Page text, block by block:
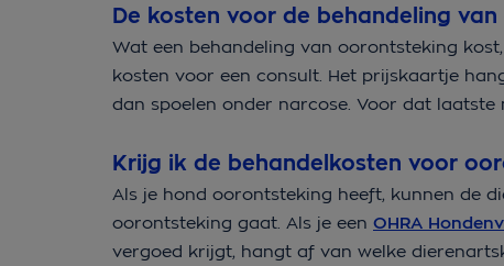
De kosten voor de behandeling
Wat een behandeling van oorontsteking
kosten voor een consult. Het prijskaartje
dan spoelen onder narcose. Voor dat
Krijg ik de behandelkosten voor
Als je hond oorontsteking heeft, kunnen de
oorontsteking gaat. Als je een OHRA
vergoed krijgt, hangt af van welke